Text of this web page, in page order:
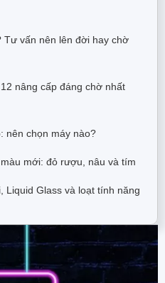
Tư vấn nên lên đời hay chờ
nâng cấp đáng chờ nhất
nên chọn máy nào?
mới: đỏ rượu, nâu và tím
Liquid Glass và loạt tính năng